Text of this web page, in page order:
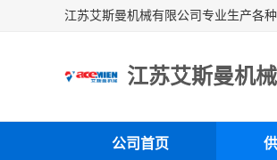
江苏艾斯曼机
公司首页